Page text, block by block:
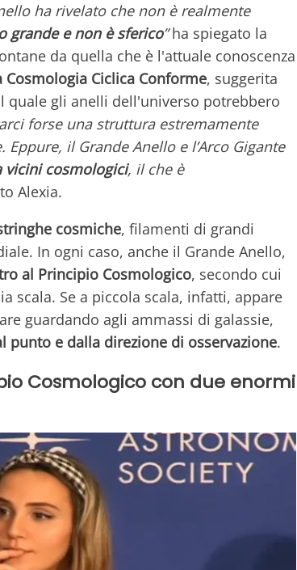
ha rivelato che non è realmente
grande e non è sferico”ha spiegato la
da quella che è l'attuale conoscenza
Ciclica Conforme, suggerita
quale gli anelli dell'universo potrebbero
forse una struttura estremamente
il Grande Anello e l’Arco Gigante
cosmologici, il che è
Alexia.
cosmiche, filamenti di grandi
In ogni caso, anche il Grande Anello,
al Principio Cosmologico, secondo cui
scala. Se a piccola scala, infatti, appare
guardando agli ammassi di galassie,
punto e dalla direzione di osservazione.
Cosmologico con due enormi